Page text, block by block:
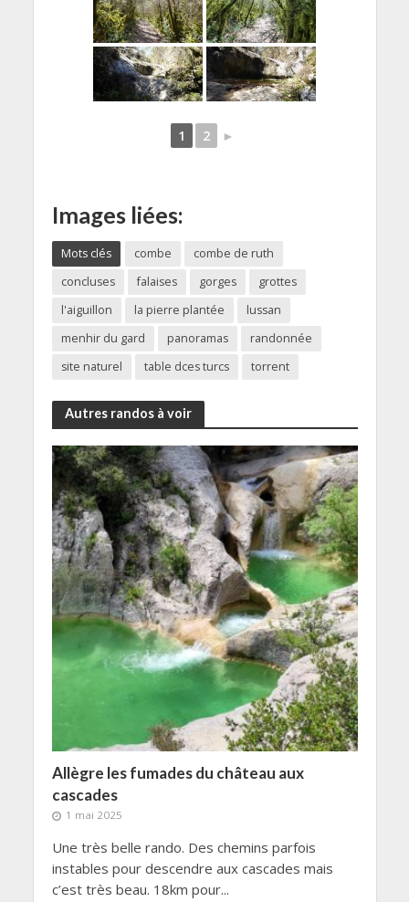
1 2 ►
Images liées:
Mots clés combe
combe de ruth
concluses
falaises gorges
grottes
l'aiguillon
la pierre plantée
lussan
menhir du gard
panoramas
randonnée
site naturel
table dces turcs torrent
Autres randos à voir
Allègre les fumades du château aux
cascades
1 mai 2025
Une très belle rando. Des chemins parfois
instables pour descendre aux cascades mais
c’est très beau. 18km pour...